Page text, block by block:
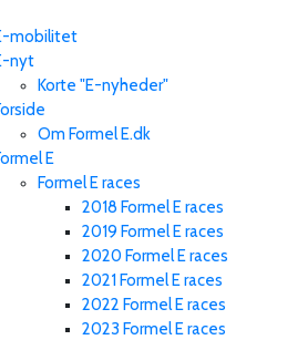
mobilitet
nyt
Korte "E-nyheder"
Om Formel E.dk
E
Formel E races
2018 Formel E races
2019 Formel E races
2020 Formel E races
2021 Formel E races
2022 Formel E races
2023 Formel E races